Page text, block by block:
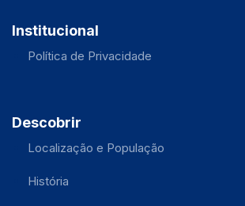
Institucional
Política de Privacidade
Descobrir
Localização e População
História